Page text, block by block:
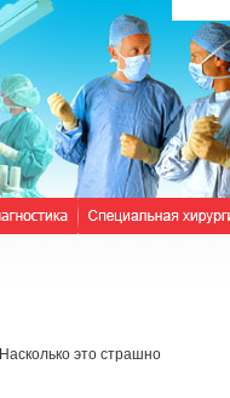
это страшно